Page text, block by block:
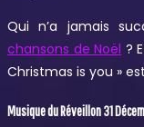
Qui n’a jamais
chansons de Noël ?
Christmas is you »
Musique du Réveillon 31